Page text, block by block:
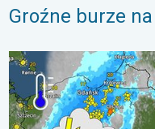
Groźne burze
Ulewy, wichury, grad,